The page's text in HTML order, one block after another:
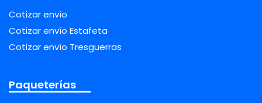
Cotizar envío
Cotizar envío Estafeta
Cotizar envío Tresguerras
Paqueterías